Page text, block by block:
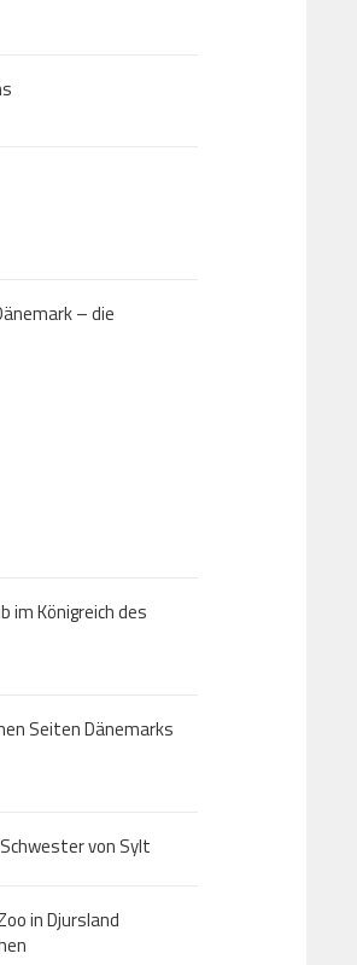
– die
Seiten Dänemarks
von Sylt
in Djursland